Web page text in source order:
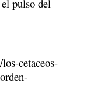
pulso del
cetaceos-